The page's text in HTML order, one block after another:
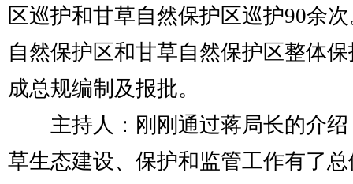
区巡护和甘草自然保护区巡护90余
自然保护区和甘草自然保护区整体
成总规编制及报批。
主持人：刚刚通过蒋局长的介绍
草生态建设、保护和监管工作有了